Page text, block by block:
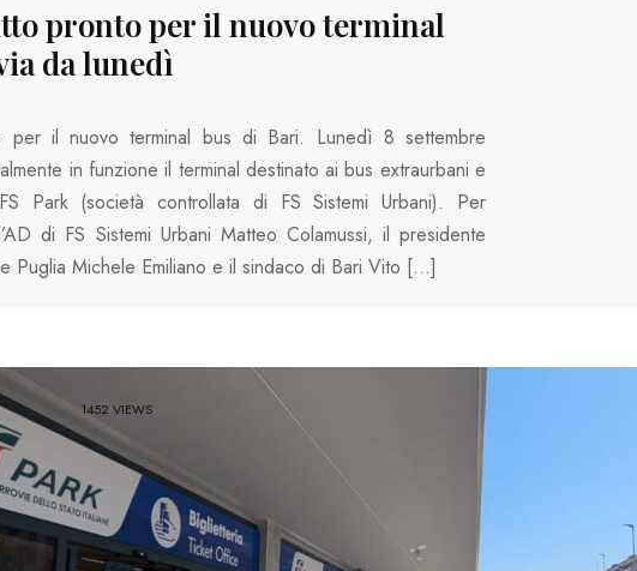
pronto per il nuovo terminal
da lunedì
per il nuovo terminal bus di Bari. Lunedì 8 settembre
in funzione il terminal destinato ai bus extraurbani e
Park (società controllata di FS Sistemi Urbani). Per
di FS Sistemi Urbani Matteo Colamussi, il presidente
Puglia Michele Emiliano e il sindaco di Bari Vito […]
1452 VIEWS